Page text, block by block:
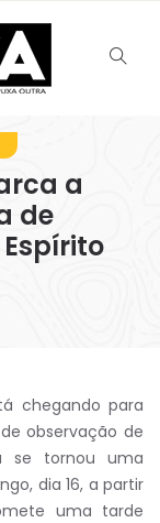
a
de
chegando para
observação de
se tornou uma
dia 16, a partir
uma tarde